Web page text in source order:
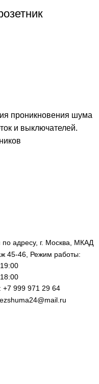
проникновения шума
и выключателей.
по адресу, г. Москва, МКАД
45-46, Режим работы:
999 971 29 64